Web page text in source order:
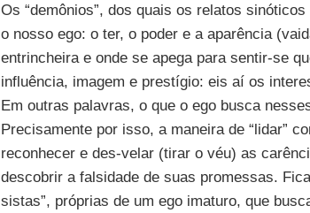
Os “demônios”, dos quais os relatos
o nosso ego: o ter, o poder e a aparência
entrincheira e onde se apega para sentir-se
influência, imagem e prestígio: eis aí os
Em outras palavras, o que o ego busca
Precisamente por isso, a maneira de “lidar”
reconhecer e des-velar (tirar o véu) as
descobrir a falsidade de suas promessas.
sistas”, próprias de um ego imaturo, que